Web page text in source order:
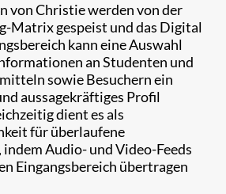
von Christie werden von der
Matrix gespeist und das Digital
kann eine Auswahl
an Studenten und
sowie Besuchern ein
aussagekräftiges Profil
dient es als
für überlaufene
Audio- und Video-Feeds
Eingangsbereich übertragen